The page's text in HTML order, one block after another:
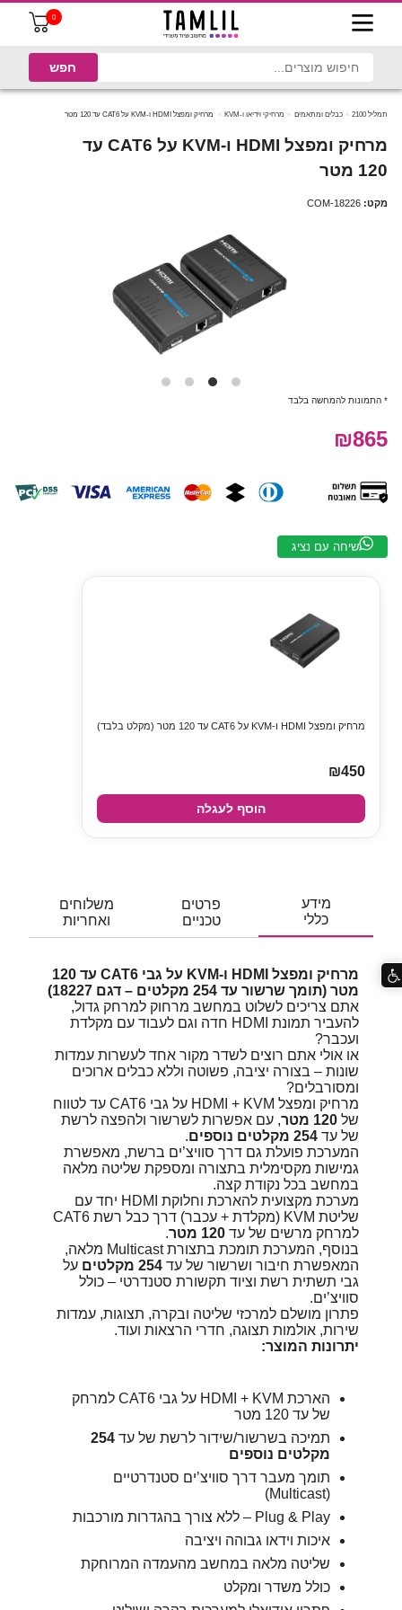
0
תמליל 2100 כבלים ומתאמים מרחיקי וידיאו ו-KVM מרחיק ומפצל HDMI ו-KVM על CAT6 עד 120 מטר
מרחיק ומפצל HDMI ו-KVM על CAT6 עד
120 מטר
מקט: COM-18226
* התמונות להמחשה בלבד
₪865
שיחה עם נציג
מרחיק ומפצל HDMI ו-KVM על CAT6 עד 120 מטר (מקלט בלבד)
₪450
הוסף לעגלה
מידע
כללי
פרטים
טכניים
משלוחים
ואחריות
מרחיק ומפצל HDMI ו-KVM על גבי CAT6 עד 120
מטר (תומך שרשור עד 254 מקלטים – דגם 18227)
אתם צריכים לשלוט במחשב מרחוק למרחק גדול,
להעביר תמונת HDMI חדה וגם לעבוד עם מקלדת
ועכבר?
או אולי אתם רוצים לשדר מקור אחד לעשרות עמדות
שונות – בצורה יציבה, פשוטה וללא כבלים ארוכים
ומסורבלים?
מרחיק ומפצל HDMI + KVM על גבי CAT6 עד לטווח
של 120 מטר
, עם אפשרות לשרשור ולהפצה לרשת
של עד 254 מקלטים נוספים
.
המערכת פועלת גם דרך סוויצ’ים ברשת, מאפשרת
גמישות מקסימלית בתצורה ומספקת שליטה מלאה
במחשב בכל נקודת קצה.
מערכת מקצועית להארכת וחלוקת HDMI יחד עם
שליטת KVM (מקלדת + עכבר) דרך כבל רשת CAT6
למרחק מרשים של עד 120 מטר
.
בנוסף, המערכת תומכת בתצורת Multicast מלאה,
המאפשרת חיבור ושרשור של עד 254 מקלטים
על
גבי תשתית רשת וציוד תקשורת סטנדרטי – כולל
סוויצ’ים.
פתרון מושלם למרכזי שליטה ובקרה, תצוגות, עמדות
שירות, אולמות תצוגה, חדרי הרצאות ועוד.
יתרונות המוצר:
הארכת HDMI + KVM על גבי CAT6 למרחק
של עד 120 מטר
תמיכה בשרשור/שידור לרשת של עד 254
מקלטים נוספים
תומך מעבר דרך סוויצ’ים סטנדרטיים
(Multicast)
Plug & Play – ללא צורך בהגדרות מורכבות
איכות וידאו גבוהה ויציבה
שליטה מלאה במחשב מהעמדה המרוחקת
כולל משדר ומקלט